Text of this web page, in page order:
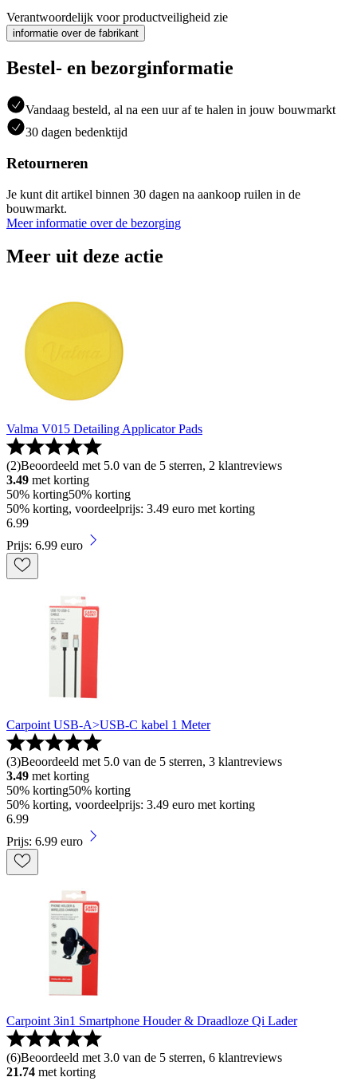
Verantwoordelijk voor productveiligheid zie
informatie over de fabrikant
Bestel- en bezorginformatie
Vandaag besteld, al na een uur af te halen in jouw bouwmarkt
30 dagen bedenktijd
Retourneren
Je kunt dit artikel binnen 30 dagen na aankoop ruilen in de
bouwmarkt.
Meer informatie over de bezorging
Meer uit deze actie
Valma V015 Detailing Applicator Pads
(2)Beoordeeld met 5.0 van de 5 sterren, 2 klantreviews
3.49 met korting
50% korting50% korting
50% korting, voordeelprijs: 3.49 euro met korting
6.99
Prijs: 6.99 euro
Carpoint USB-A>USB-C kabel 1 Meter
(3)Beoordeeld met 5.0 van de 5 sterren, 3 klantreviews
3.49 met korting
50% korting50% korting
50% korting, voordeelprijs: 3.49 euro met korting
6.99
Prijs: 6.99 euro
Carpoint 3in1 Smartphone Houder & Draadloze Qi Lader
(6)Beoordeeld met 3.0 van de 5 sterren, 6 klantreviews
21.74 met korting